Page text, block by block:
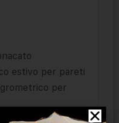
estivo per pareti
per
al vapore